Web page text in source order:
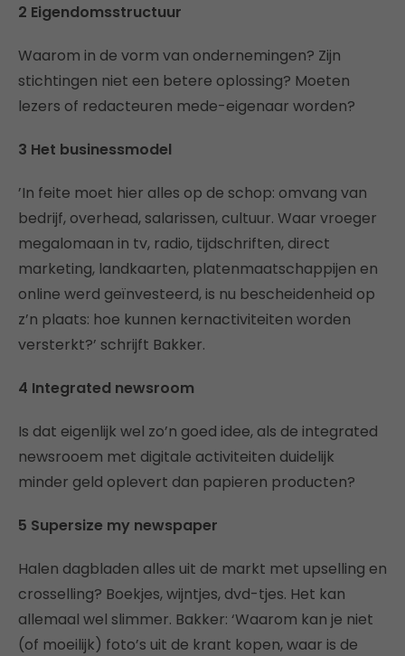
2 Eigendomsstructuur
Waarom in de vorm van ondernemingen? Zijn
stichtingen niet een betere oplossing? Moeten
lezers of redacteuren mede-eigenaar worden?
3 Het businessmodel
’In feite moet hier alles op de schop: omvang van
bedrijf, overhead, salarissen, cultuur. Waar vroeger
megalomaan in tv, radio, tijdschriften, direct
marketing, landkaarten, platenmaatschappijen en
online werd geïnvesteerd, is nu bescheidenheid op
z’n plaats: hoe kunnen kernactiviteiten worden
versterkt?’ schrijft Bakker.
4 Integrated newsroom
Is dat eigenlijk wel zo’n goed idee, als de integrated
newsrooem met digitale activiteiten duidelijk
minder geld oplevert dan papieren producten?
5 Supersize my newspaper
Halen dagbladen alles uit de markt met upselling en
crosselling? Boekjes, wijntjes, dvd-tjes. Het kan
allemaal wel slimmer. Bakker: ‘Waarom kan je niet
(of moeilijk) foto’s uit de krant kopen, waar is de